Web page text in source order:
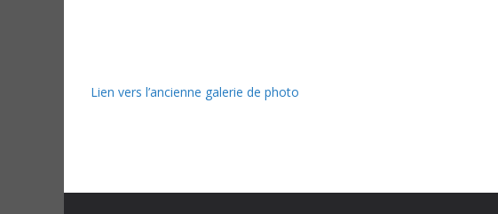
Lien vers l’ancienne galerie de photo